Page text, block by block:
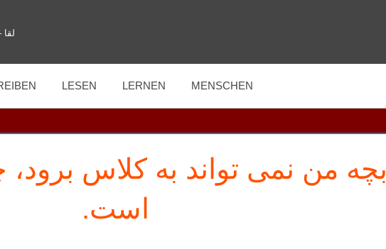
Lehrer.ir – لقا
LESEN LERNEN MENSCHEN
بچه من نمی تواند به کلاس
است.